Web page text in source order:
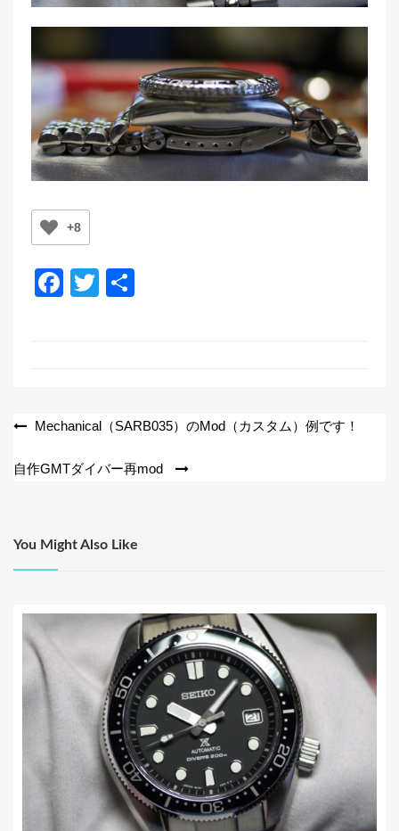
+8
F
o
k
T
投
ナ
ゲ
ー
ョ
ン
Mechanical（SARB035）のMod（カスタム）例です！
自作GMTダイバー再mod
You Might Also Like